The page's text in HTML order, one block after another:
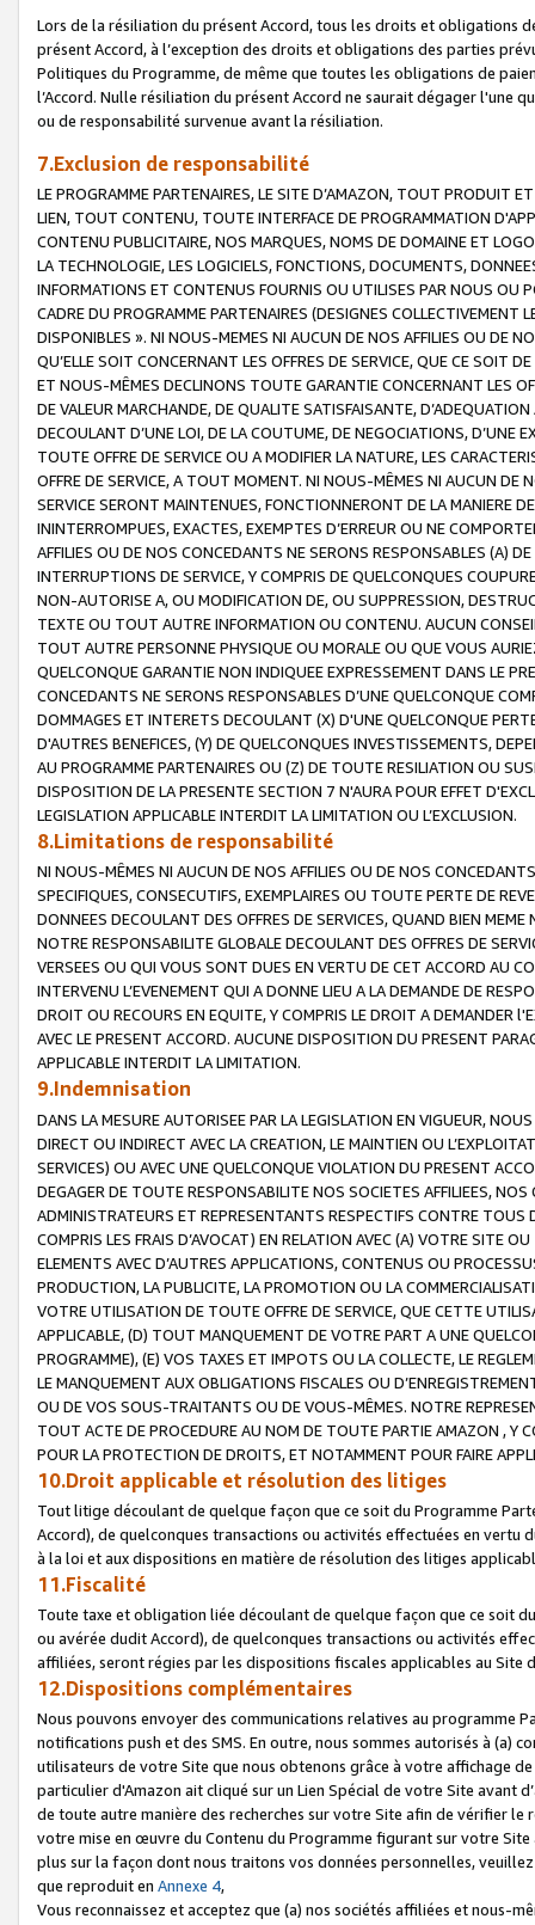
Lors de la résiliation du présent Accord, tous les droits et obligations
présent Accord, à l’exception des droits et obligations des parties
Politiques du Programme, de même que toutes les obligations de
l’Accord. Nulle résiliation du présent Accord ne saurait dégager l'une
ou de responsabilité survenue avant la résiliation.
7.Exclusion de responsabilité
LE PROGRAMME PARTENAIRES, LE SITE D’AMAZON, TOUT PRODUIT
LIEN, TOUT CONTENU, TOUTE INTERFACE DE PROGRAMMATION
CONTENU PUBLICITAIRE, NOS MARQUES, NOMS DE DOMAINE ET
LA TECHNOLOGIE, LES LOGICIELS, FONCTIONS, DOCUMENTS,
INFORMATIONS ET CONTENUS FOURNIS OU UTILISES PAR NOUS OU
CADRE DU PROGRAMME PARTENAIRES (DESIGNES COLLECTIVEMENT
DISPONIBLES ». NI NOUS-MEMES NI AUCUN DE NOS AFFILIES OU DE
QU’ELLE SOIT CONCERNANT LES OFFRES DE SERVICE, QUE CE SOIT
ET NOUS-MÊMES DECLINONS TOUTE GARANTIE CONCERNANT LES
DE VALEUR MARCHANDE, DE QUALITE SATISFAISANTE,
DECOULANT D’UNE LOI, DE LA COUTUME, DE NEGOCIATIONS, D’UNE
TOUTE OFFRE DE SERVICE OU A MODIFIER LA NATURE, LES
OFFRE DE SERVICE, A TOUT MOMENT. NI NOUS-MÊMES NI AUCUN DE
SERVICE SERONT MAINTENUES, FONCTIONNERONT DE LA MANIERE
ININTERROMPUES, EXACTES, EXEMPTES D’ERREUR OU NE
AFFILIES OU DE NOS CONCEDANTS NE SERONS RESPONSABLES (A)
INTERRUPTIONS DE SERVICE, Y COMPRIS DE QUELCONQUES
NON-AUTORISE A, OU MODIFICATION DE, OU SUPPRESSION,
TEXTE OU TOUT AUTRE INFORMATION OU CONTENU. AUCUN
TOUT AUTRE PERSONNE PHYSIQUE OU MORALE OU QUE VOUS
QUELCONQUE GARANTIE NON INDIQUEE EXPRESSEMENT DANS LE
CONCEDANTS NE SERONS RESPONSABLES D’UNE QUELCONQUE
DOMMAGES ET INTERETS DECOULANT (X) D'UNE QUELCONQUE
D'AUTRES BENEFICES, (Y) DE QUELCONQUES INVESTISSEMENTS,
AU PROGRAMME PARTENAIRES OU (Z) DE TOUTE RESILIATION OU
DISPOSITION DE LA PRESENTE SECTION 7 N'AURA POUR EFFET
LEGISLATION APPLICABLE INTERDIT LA LIMITATION OU L’EXCLUSION.
8.Limitations de responsabilité
NI NOUS-MÊMES NI AUCUN DE NOS AFFILIES OU DE NOS
SPECIFIQUES, CONSECUTIFS, EXEMPLAIRES OU TOUTE PERTE DE
DONNEES DECOULANT DES OFFRES DE SERVICES, QUAND BIEN
NOTRE RESPONSABILITE GLOBALE DECOULANT DES OFFRES DE
VERSEES OU QUI VOUS SONT DUES EN VERTU DE CET ACCORD AU
INTERVENU L’EVENEMENT QUI A DONNE LIEU A LA DEMANDE DE
DROIT OU RECOURS EN EQUITE, Y COMPRIS LE DROIT A DEMANDER
AVEC LE PRESENT ACCORD. AUCUNE DISPOSITION DU PRESENT
APPLICABLE INTERDIT LA LIMITATION.
9.Indemnisation
DANS LA MESURE AUTORISEE PAR LA LEGISLATION EN VIGUEUR,
DIRECT OU INDIRECT AVEC LA CREATION, LE MAINTIEN OU
SERVICES) OU AVEC UNE QUELCONQUE VIOLATION DU PRESENT
DEGAGER DE TOUTE RESPONSABILITE NOS SOCIETES AFFILIEES,
ADMINISTRATEURS ET REPRESENTANTS RESPECTIFS CONTRE
COMPRIS LES FRAIS D’AVOCAT) EN RELATION AVEC (A) VOTRE SITE
ELEMENTS AVEC D’AUTRES APPLICATIONS, CONTENUS OU
PRODUCTION, LA PUBLICITE, LA PROMOTION OU LA
VOTRE UTILISATION DE TOUTE OFFRE DE SERVICE, QUE CETTE
APPLICABLE, (D) TOUT MANQUEMENT DE VOTRE PART A UNE
PROGRAMME), (E) VOS TAXES ET IMPOTS OU LA COLLECTE, LE
LE MANQUEMENT AUX OBLIGATIONS FISCALES OU
OU DE VOS SOUS-TRAITANTS OU DE VOUS-MÊMES. NOTRE
TOUT ACTE DE PROCEDURE AU NOM DE TOUTE PARTIE AMAZON , Y
POUR LA PROTECTION DE DROITS, ET NOTAMMENT POUR FAIRE
10.Droit applicable et résolution des litiges
Tout litige découlant de quelque façon que ce soit du Programme
Accord), de quelconques transactions ou activités effectuées en vertu
à la loi et aux dispositions en matière de résolution des litiges
11.Fiscalité
Toute taxe et obligation liée découlant de quelque façon que ce soit
ou avérée dudit Accord), de quelconques transactions ou activités
affiliées, seront régies par les dispositions fiscales applicables au Site
12.Dispositions complémentaires
Nous pouvons envoyer des communications relatives au programme
notifications push et des SMS. En outre, nous sommes autorisés à
utilisateurs de votre Site que nous obtenons grâce à votre affichage
particulier d'Amazon ait cliqué sur un Lien Spécial de votre Site avant
de toute autre manière des recherches sur votre Site afin de vérifier
votre mise en œuvre du Contenu du Programme figurant sur votre
plus sur la façon dont nous traitons vos données personnelles,
que reproduit en Annexe 4,
Vous reconnaissez et acceptez que (a) nos sociétés affiliées et nous-